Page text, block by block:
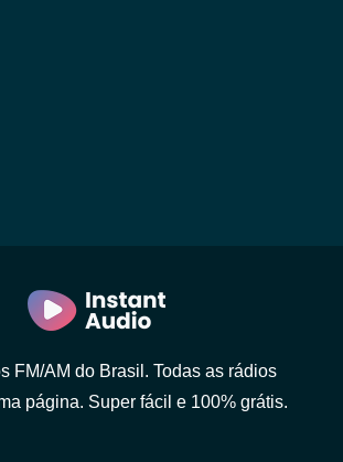
FM/AM do Brasil. Todas as rádios
página. Super fácil e 100% grátis.